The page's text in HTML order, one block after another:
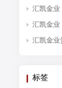
汇凯金业
汇凯金业
汇凯金业
标签